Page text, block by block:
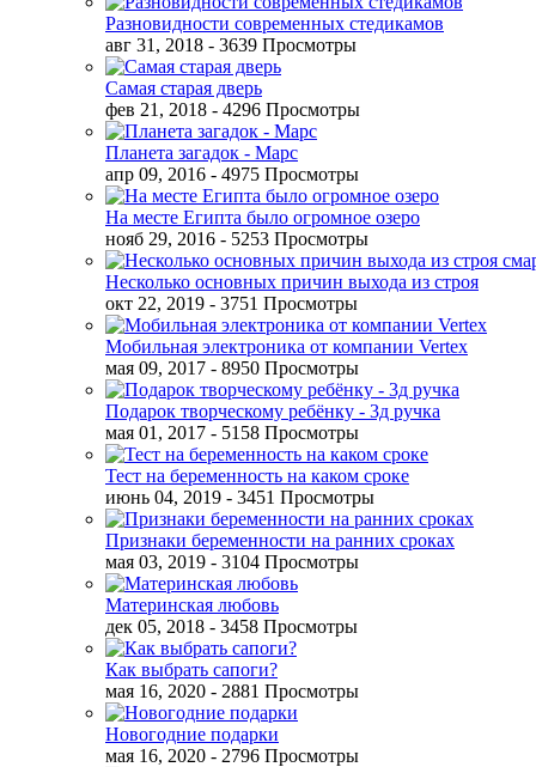
Разновидности современных стедикамов
авг 31, 2018 - 3639 Просмотры
Самая старая дверь
фев 21, 2018 - 4296 Просмотры
Планета загадок - Марс
апр 09, 2016 - 4975 Просмотры
На месте Египта было огромное озеро
нояб 29, 2016 - 5253 Просмотры
Несколько основных причин выхода из строя
окт 22, 2019 - 3751 Просмотры
Мобильная электроника от компании Vertex
мая 09, 2017 - 8950 Просмотры
Подарок творческому ребёнку - 3д ручка
мая 01, 2017 - 5158 Просмотры
Тест на беременность на каком сроке
июнь 04, 2019 - 3451 Просмотры
Признаки беременности на ранних сроках
мая 03, 2019 - 3104 Просмотры
Материнская любовь
дек 05, 2018 - 3458 Просмотры
Как выбрать сапоги?
мая 16, 2020 - 2881 Просмотры
Новогодние подарки
мая 16, 2020 - 2796 Просмотры